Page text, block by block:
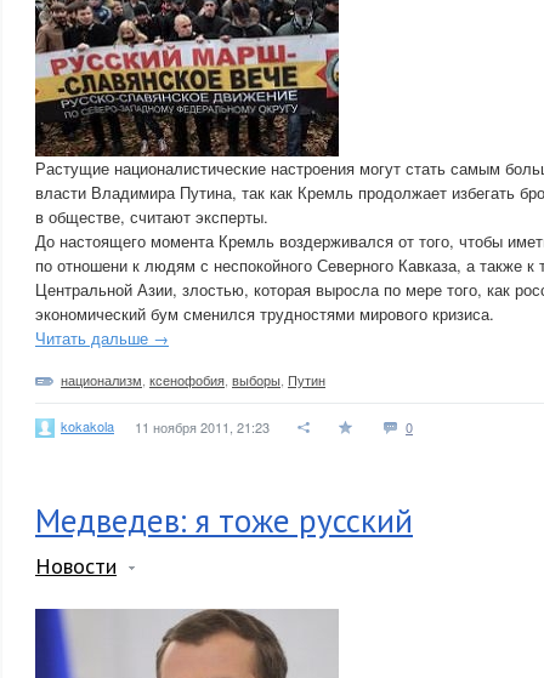
Растущие националистические настроения могут стать самым
власти Владимира Путина, так как Кремль продолжает избегать
в обществе, считают эксперты.
До настоящего момента Кремль воздерживался от того, чтобы
по отношени к людям с неспокойного Северного Кавказа, а также
Центральной Азии, злостью, которая выросла по мере того, как
экономический бум сменился трудностями мирового кризиса.
Читать дальше →
национализм ксенофобия выборы Путин
kokakola 11 ноября 2011, 21:23 0
Медведев: я тоже русский
Новости